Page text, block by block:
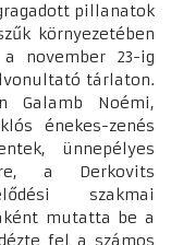
pillanatok
környezetében
november 23-ig
tárlaton.
Galamb Noémi,
énekes-zenés
ünnepélyes
a Derkovits
szakmai
mutatta be a
fel a számos